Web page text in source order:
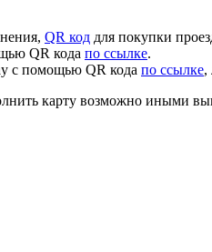
QR код для покупки
QR кода по ссылке.
с помощью QR кода по ссылке,
карту возможно иными